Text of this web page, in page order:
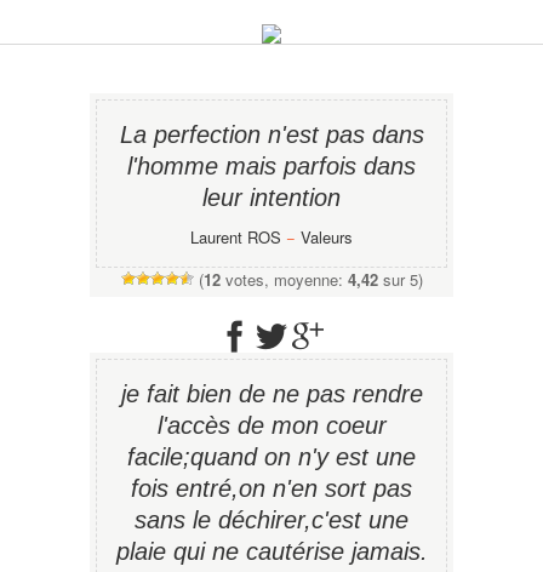
La perfection n'est pas dans
l'homme mais parfois dans
leur intention
Laurent ROS − Valeurs
(12votes, moyenne: 4,42sur 5)
je fait bien de ne pas rendre
l'accès de mon coeur
facile;quand on n'y est une
fois entré,on n'en sort pas
sans le déchirer,c'est une
plaie qui ne cautérise jamais.